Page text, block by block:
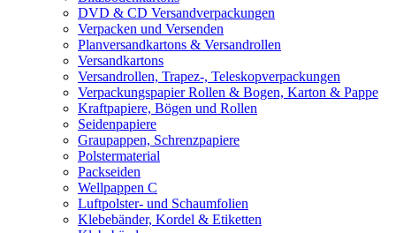
DVD & CD Versandverpackungen
Verpacken und Versenden
Planversandkartons & Versandrollen
Versandkartons
Versandrollen, Trapez-, Teleskopverpackungen
Verpackungspapier Rollen & Bogen, Karton & Pappe
Kraftpapiere, Bögen und Rollen
Seidenpapiere
Graupappen, Schrenzpapiere
Polstermaterial
Packseiden
Wellpappen C
Luftpolster- und Schaumfolien
Klebebänder, Kordel & Etiketten